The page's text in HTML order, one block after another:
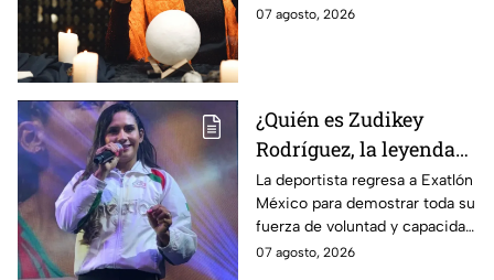
Aunque el mes será intenso,
07 agosto, 2026
¿Quién es Zudikey
Rodríguez, la leyenda
Roja que regresa en la
décima temporada de
Exatlón México?
La deportista regresa a Exatlón
México para demostrar toda su
fuerza de voluntad y capacidad
física y mental.
07 agosto, 2026